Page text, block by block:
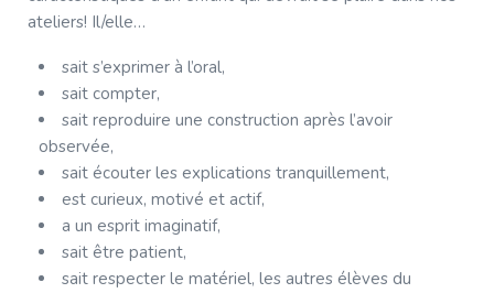
ateliers! Il/elle…
sait s’exprimer à l’oral,
sait compter,
sait reproduire une construction après l’avoir
observée,
sait écouter les explications tranquillement,
est curieux, motivé et actif,
a un esprit imaginatif,
sait être patient,
sait respecter le matériel, les autres élèves du